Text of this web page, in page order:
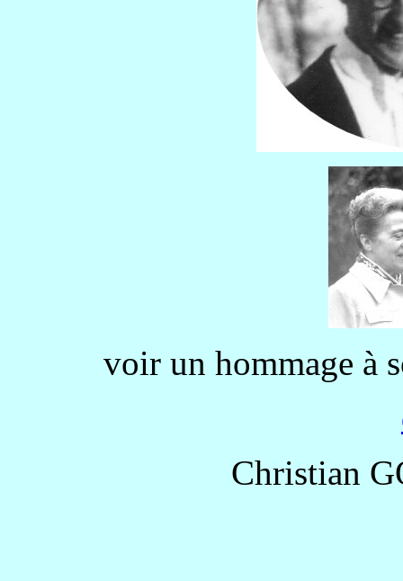
voir un hommage à
Christian